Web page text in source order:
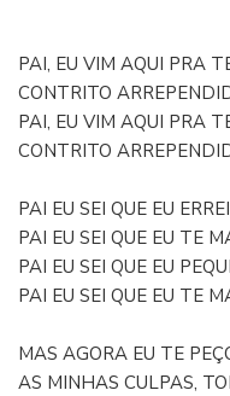
PAI, EU VIM AQUI PRA
CONTRITO
PAI, EU VIM AQUI PRA
CONTRITO
PAI EU SEI QUE EU ERREI
PAI EU SEI QUE EU TE
PAI EU SEI QUE EU
PAI EU SEI QUE EU TE
MAS AGORA EU TE
AS MINHAS CULPAS,